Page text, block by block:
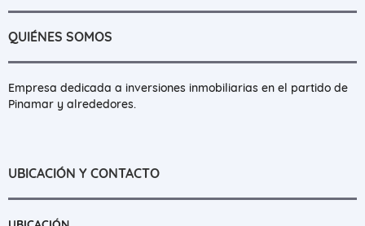
QUIÉNES SOMOS
Empresa dedicada a inversiones inmobiliarias en el partido de
Pinamar y alrededores.
UBICACIÓN Y CONTACTO